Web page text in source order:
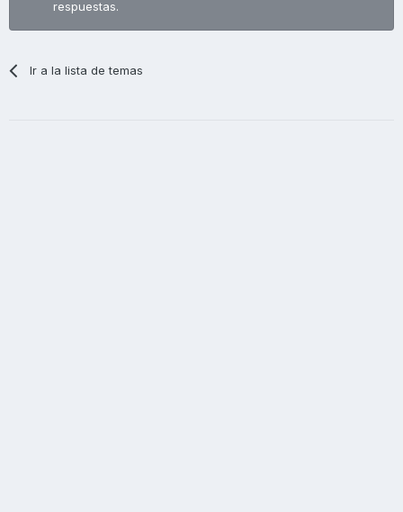
respuestas.
Ir a la lista de temas